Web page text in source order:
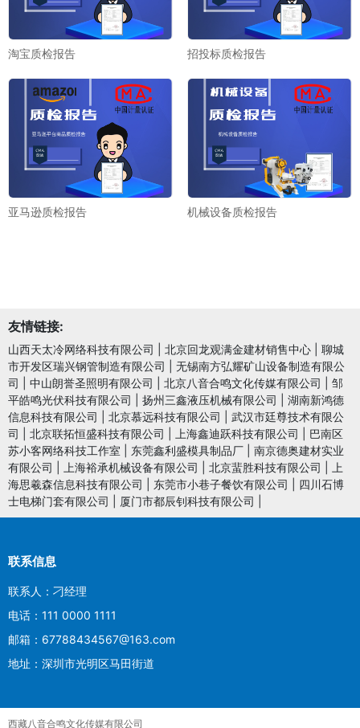
淘宝质检报告 招投标质检报告
亚马逊质检报告 机械设备质检报告
友情链接:
山西天太冷网络科技有限公司 北京回龙观满金建材销售中心
聊城
市开发区瑞兴钢管制造有限公司
无锡南方弘耀矿山设备制造有限公
司
中山朗誉圣照明有限公司 北京八音合鸣文化传媒有限公司
邹
平皓鸣光伏科技有限公司
扬州三鑫液压机械有限公司
湖南新鸿德
信息科技有限公司
北京慕远科技有限公司
武汉市廷尊技术有限公
司
北京联拓恒盛科技有限公司 上海鑫迪跃科技有限公司
巴南区
苏小客网络科技工作室
东莞鑫利盛模具制品厂
南京德奥建材实业
有限公司
上海裕承机械设备有限公司 北京蜚胜科技有限公司
上
海思羲森信息科技有限公司
东莞市小巷子餐饮有限公司
四川石博
士电梯门套有限公司
厦门市都辰钊科技有限公司
联系信息
联系人：刁经理
电话：111 0000 1111
邮箱：67788434567@163.com
地址：深圳市光明区马田街道
西藏八音合鸣文化传媒有限公司